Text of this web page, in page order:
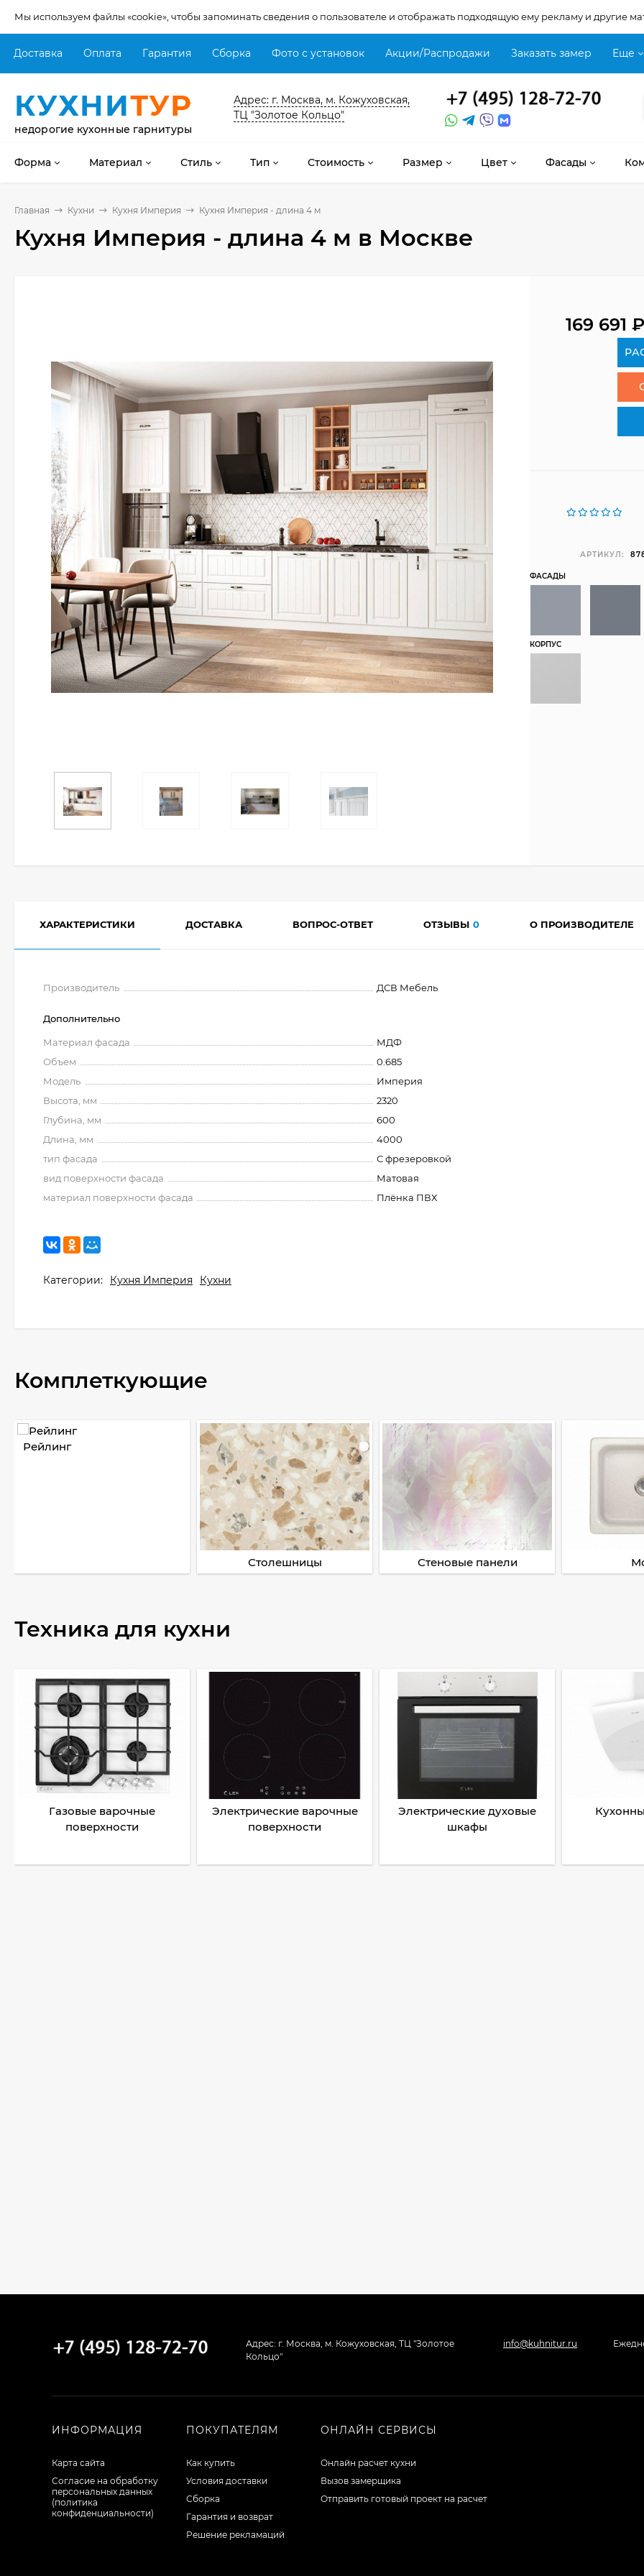
Мы используем файлы «cookie», чтобы запоминать сведения о пользователе и отображать подходящую ему рекламу и другие
Доставка Оплата Гарантия Сборка Фото с установок Акции/Распродажи Заказать замер Еще
КУХНИТУР
недорогие кухонные гарнитуры
Адрес: г. Москва, м. Кожуховская,
ТЦ "Золотое Кольцо"
Форма Материал Стиль Тип Стоимость Размер Цвет Фасады
Главная Кухни Кухня Империя Кухня Империя - длина 4 м
Кухня Империя - длина 4 м в Москве
169 691₽
АРТИКУЛ:
ФАСАДЫ
КОРПУС
ХАРАКТЕРИСТИКИ ДОСТАВКА ВОПРОС-ОТВЕТ ОТЗЫВЫ 0 О ПРОИЗВОДИТЕЛЕ
Производитель ДСВ Мебель
Дополнительно
Материал фасада
МДФ
Объем
0.685
Модель
Империя
Высота, мм
2320
Глубина, мм
600
Длина, мм
4000
тип фасада
С фрезеровкой
вид поверхности фасада
Матовая
материал поверхности фасада
Плёнка ПВХ
Категории: Кухня Империя Кухни
Комплеткующие
Рейлинг
Столешницы Стеновые панели
Техника для кухни
Газовые варочные
поверхности
Электрические варочные
поверхности
Электрические духовые
шкафы
Адрес: г. Москва, м. Кожуховская, ТЦ "Золотое
Кольцо"
info@kuhnitur.ru
ИНФОРМАЦИЯ
Карта сайта
Согласие на обработку
персональных данных
(политика
конфиденциальности)
ПОКУПАТЕЛЯМ
Как купить
Условия доставки
Сборка
Гарантия и возврат
Решение рекламаций
ОНЛАЙН СЕРВИСЫ
Онлайн расчет кухни
Вызов замерщика
Отправить готовый проект на расчет